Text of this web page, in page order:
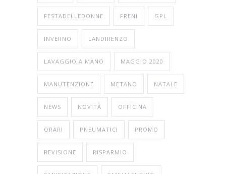
FESTADELLEDONNE FRENI GPL
INVERNO LANDIRENZO
LAVAGGIO A MANO MAGGIO 2020
MANUTENZIONE METANO NATALE
NEWS NOVITÀ OFFICINA
ORARI PNEUMATICI PROMO
REVISIONE RISPARMIO